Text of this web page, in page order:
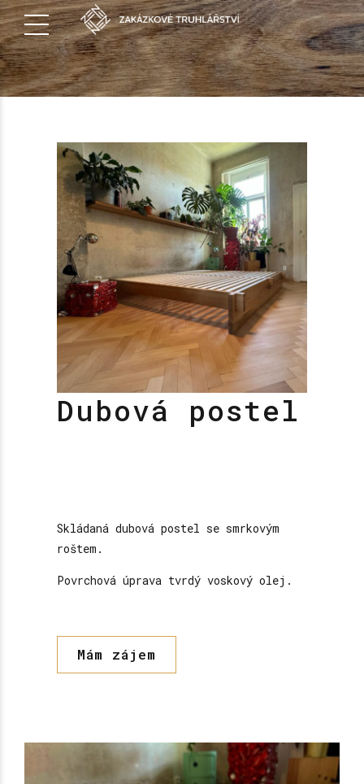
Dubová postel
Skládaná dubová postel se smrkovým
roštem.
Povrchová úprava tvrdý voskový olej.
Mám zájem